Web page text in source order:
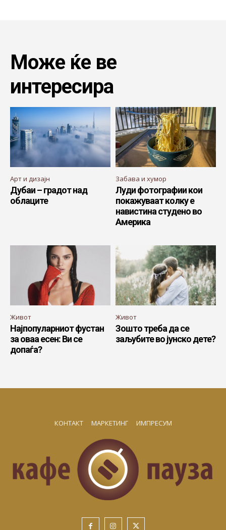
Може ќе ве
интересира
Арт и дизајн
Дубаи – градот над
облаците
Забава и хумор
Луди фотографии кои
покажуваат колку e
навистина студено во
Америка
Живот
Најпопуларниот фустан
за оваа есен: Ви се
допаѓа?
Живот
Зошто треба да се
заљубите во јунско дете?
КОНТАКТ МАРКЕТИНГ ИМПРЕСУМ